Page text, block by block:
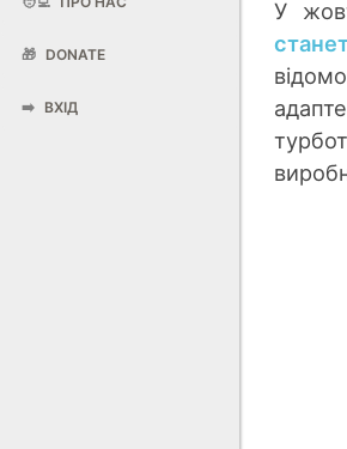
🎁 DONATE
➡️ ВХІД
У